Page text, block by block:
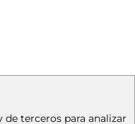
de terceros para analizar